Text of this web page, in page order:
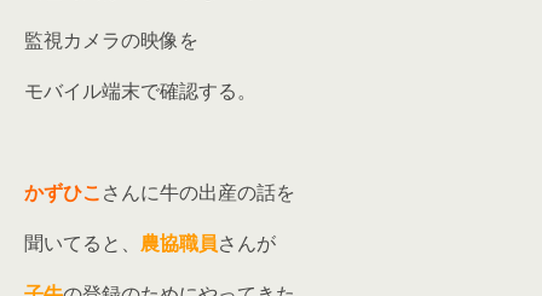
監視カメラの映像を
モバイル端末で確認する。
かずひこさんに牛の出産の話を
聞いてると、 農協職員さんが